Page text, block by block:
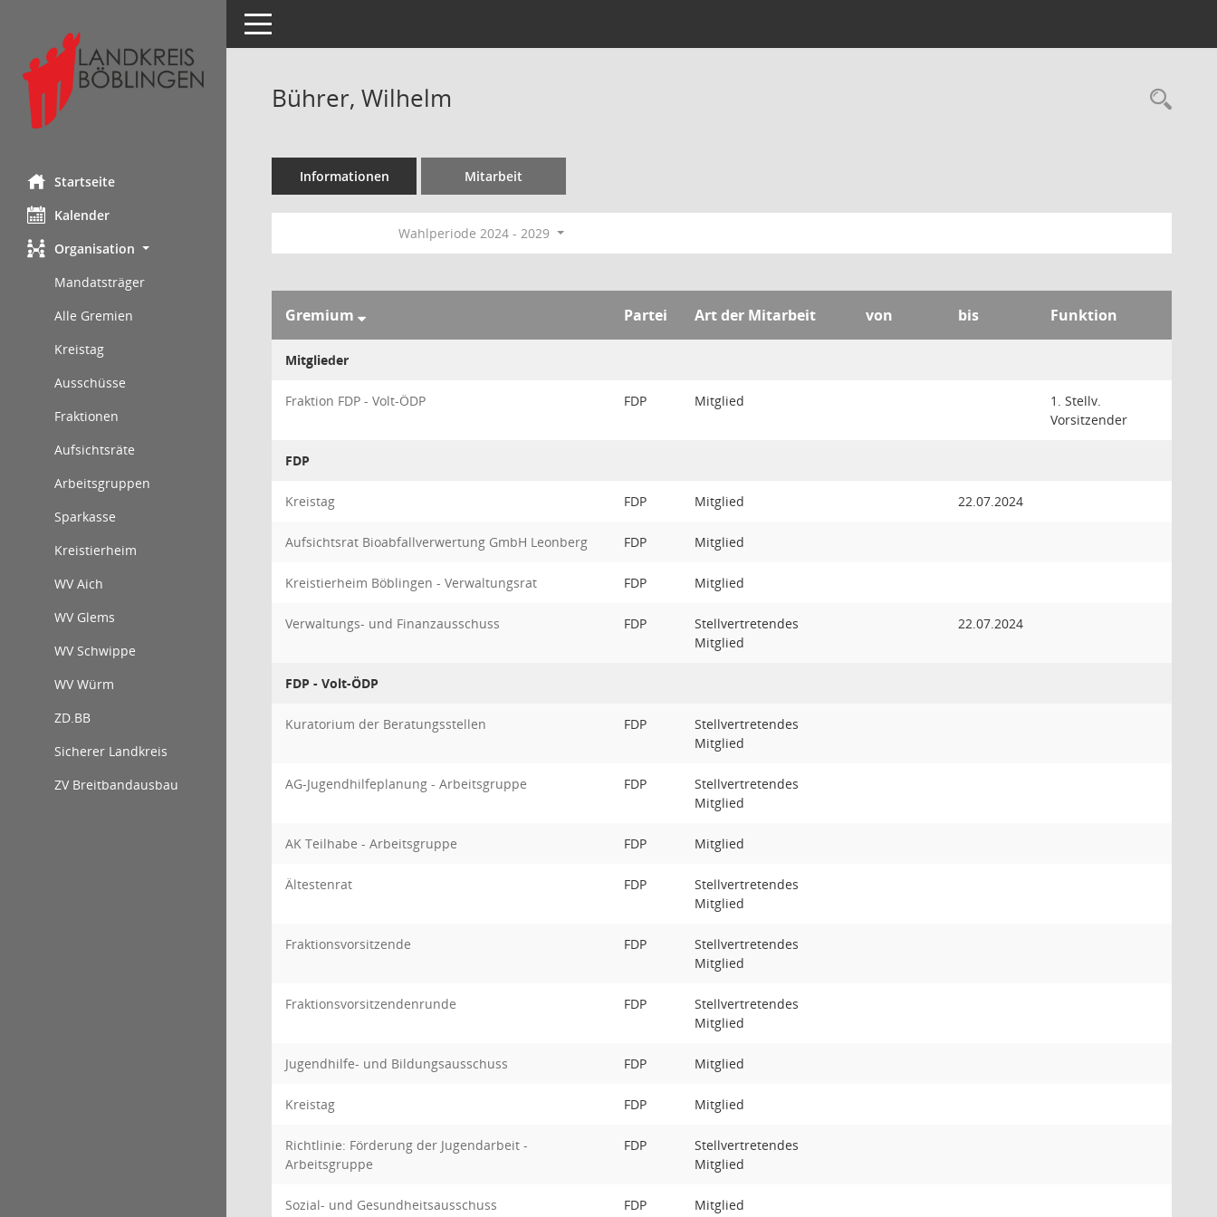
Startseite
Kalender
Organisation
Mandatsträger
Alle Gremien
Kreistag
Ausschüsse
Fraktionen
Aufsichtsräte
Arbeitsgruppen
Sparkasse
Kreistierheim
WV Aich
WV Glems
WV Schwippe
WV Würm
ZD.BB
Sicherer Landkreis
ZV Breitbandausbau
Toggle navigation
Bührer, Wilhelm
Informationen Mitarbeit
Wahlperiode 2024 - 2029
Gremium Partei Art der Mitarbeit von bis Funktion
Mitglieder
Fraktion FDP - Volt-ÖDP FDP Mitglied
1. Stellv.
Vorsitzender
FDP
Kreistag FDP Mitglied 22.07.2024
Aufsichtsrat Bioabfallverwertung GmbH Leonberg FDP Mitglied
Kreistierheim Böblingen - Verwaltungsrat FDP Mitglied
Verwaltungs- und Finanzausschuss FDP
Stellvertretendes
Mitglied
22.07.2024
FDP - Volt-ÖDP
Kuratorium der Beratungsstellen FDP
Stellvertretendes
Mitglied
AG-Jugendhilfeplanung - Arbeitsgruppe FDP
Stellvertretendes
Mitglied
AK Teilhabe - Arbeitsgruppe FDP Mitglied
Ältestenrat FDP
Stellvertretendes
Mitglied
Fraktionsvorsitzende FDP
Stellvertretendes
Mitglied
Fraktionsvorsitzendenrunde FDP
Stellvertretendes
Mitglied
Jugendhilfe- und Bildungsausschuss FDP Mitglied
Kreistag FDP Mitglied
Richtlinie: Förderung der Jugendarbeit -
Arbeitsgruppe
FDP
Stellvertretendes
Mitglied
Sozial- und Gesundheitsausschuss FDP Mitglied